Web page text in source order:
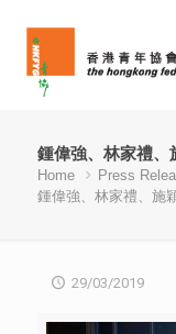
鍾偉強、林家禮、
Home
Press
鍾偉強、林家禮、施
29/03/2019